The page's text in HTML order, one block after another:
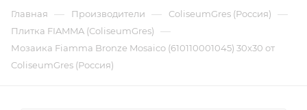
Главная — Производители — ColiseumGres (Россия) —
Плитка FIAMMA (ColiseumGres) —
Мозаика Fiamma Bronze Mosaico (610110001045) 30x30 от
ColiseumGres (Россия)